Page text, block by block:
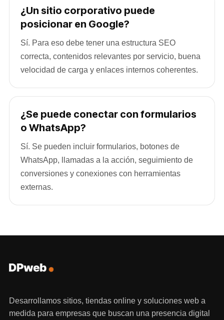
¿Un sitio corporativo puede
posicionar en Google?
Sí. Para eso debe tener una estructura SEO
correcta, contenidos relevantes por servicio, buena
velocidad de carga y enlaces internos coherentes.
¿Se puede conectar con formularios
o WhatsApp?
Sí. Se pueden incluir formularios, botones de
WhatsApp, llamadas a la acción, seguimiento de
conversiones y conexiones con herramientas
externas.
Desarrollamos sitios, tiendas online y soluciones web a
medida para empresas que buscan una presencia digital